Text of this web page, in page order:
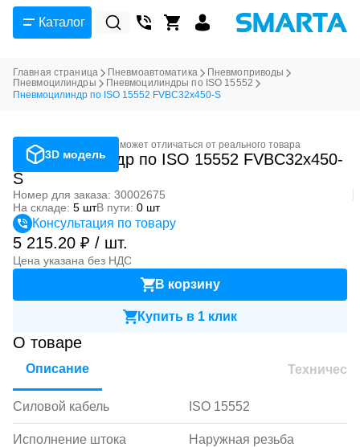
Каталог
Главная страница Пневмоавтоматика
Пневмоприводы
Пневмоцилиндры
Пневмоцилиндры по ISO 15552
Пневмоцилиндр по ISO 15552 FVBC32x450-S
3D модель
Фотография может отличаться от реального товара
Пневмоцилиндр по ISO 15552 FVBC32x450-
S
Номер для заказа: 30002675
На складе: 5 штВ пути: 0 шт
Консультация по товару
5 215.20 ₽ / шт.
Цена указана без НДС
В корзину
Купить в 1 клик
О товаре
Описание
Силовой кабель ISO 15552
Исполнение штока Наружная резьба